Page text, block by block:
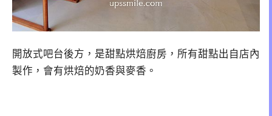
開放式吧台後方，是甜點烘焙廚房，所有甜點出自店內
製作，會有烘焙的奶香與麥香。